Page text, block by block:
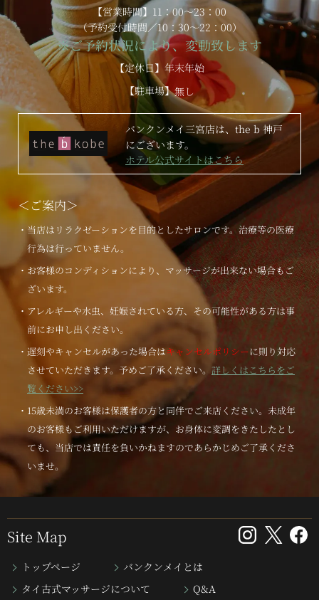
【営業時間】11：00～23：00
（予約受付時間／10：30～22：00）
※ご予約状況により、変動致します
【定休日】年末年始
【駐車場】無し
バンクンメイ三宮店は、the b 神戸
にございます。
ホテル公式サイトはこちら
＜ご案内＞
・当店はリラクゼーションを目的としたサロンです。治療等の医療
行為は行っていません。
・お客様のコンディションにより、マッサージが出来ない場合もご
ざいます。
・アレルギーや水虫、妊娠されている方、その可能性がある方は事
前にお申し出ください。
・遅刻やキャンセルがあった場合はキャンセルポリシーに則り対応
させていただきます。予めご了承ください。 詳しくはこちらをご
覧ください>>
・15歳未満のお客様は保護者の方と同伴でご来店ください。未成年
のお客様もご利用いただけますが、お身体に変調をきたしたとし
ても、当店では責任を負いかねますのであらかじめご了承くださ
いませ。
Site Map
トップページ
バンクンメイとは
タイ古式マッサージについて
Q&A